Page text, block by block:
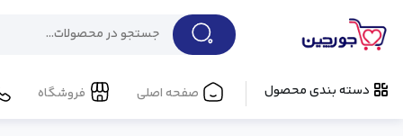
دسته بندی محصول صفحه اصلی فروشگاه